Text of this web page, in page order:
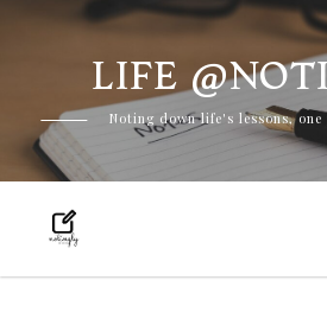
content
LIFE
Noting down life's lessons,